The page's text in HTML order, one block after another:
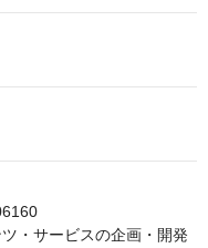
・サービスの企画・開発